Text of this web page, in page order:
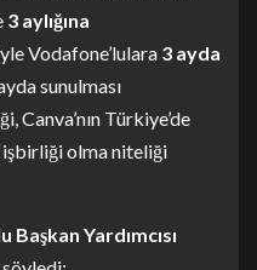
3 aylığına
Vodafone’lulara 3 ayda
sunulması
Canva’nın Türkiye’de
işbirliği olma niteliği
Yardımcısı